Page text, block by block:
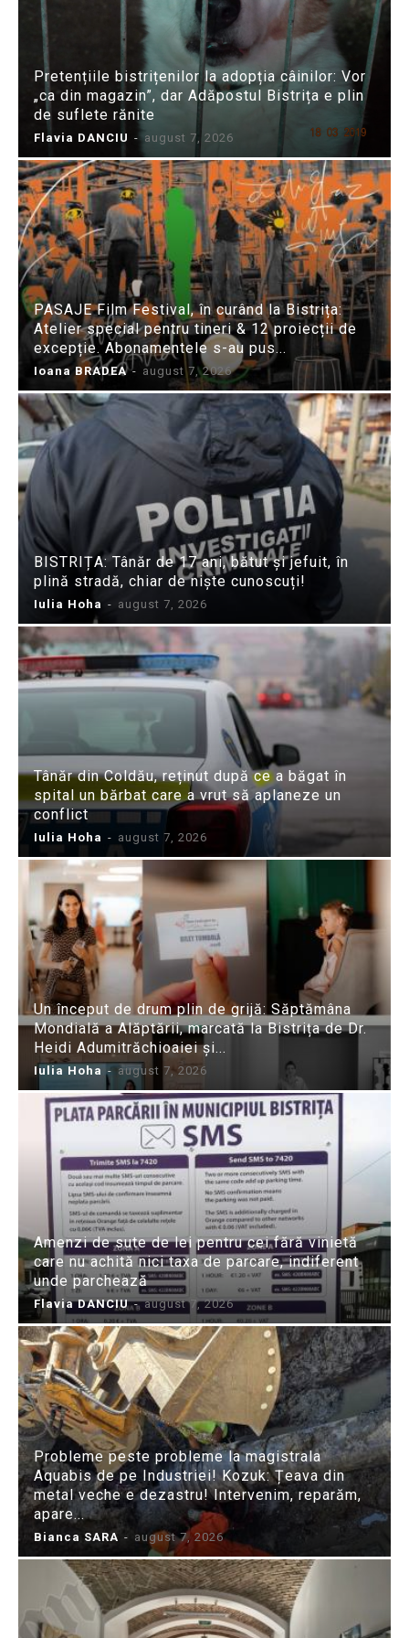
Pretențiile bistrițenilor la adopția câinilor: Vor
„ca din magazin”, dar Adăpostul Bistrița e plin
de suflete rănite
Flavia DANCIU - august 7, 2026
PASAJE Film Festival, în curând la Bistrița:
Atelier special pentru tineri & 12 proiecții de
excepție. Abonamentele s-au pus...
Ioana BRADEA - august 7, 2026
BISTRIȚA: Tânăr de 17 ani, bătut și jefuit, în
plină stradă, chiar de niște cunoscuți!
Iulia Hoha - august 7, 2026
Tânăr din Coldău, reținut după ce a băgat în
spital un bărbat care a vrut să aplaneze un
conflict
Iulia Hoha - august 7, 2026
Un început de drum plin de grijă: Săptămâna
Mondială a Alăptării, marcată la Bistrița de Dr.
Heidi Adumitrăchioaiei și...
Iulia Hoha - august 7, 2026
Amenzi de sute de lei pentru cei fără vinietă
care nu achită nici taxa de parcare, indiferent
unde parchează
Flavia DANCIU - august 7, 2026
Probleme peste probleme la magistrala
Aquabis de pe Industriei! Kozuk: Țeava din
metal veche e dezastru! Intervenim, reparăm,
apare...
Bianca SARA - august 7, 2026